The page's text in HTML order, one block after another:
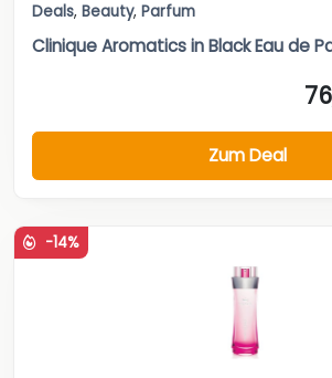
Deals, Beauty, Parfum
Clinique Aromatics in Black Eau de
Zum Deal
-14%